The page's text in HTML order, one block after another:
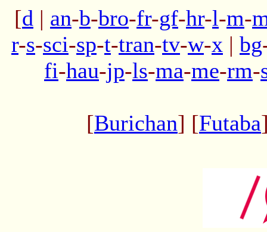
[d | an-b-bro-fr-gf-hr-l-m-
r-s-sci-sp-t-tran-tv-w-x | bg
fi-hau-jp-ls-ma-me-rm-
[Burichan] [Futaba